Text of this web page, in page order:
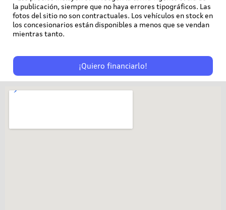
la publicación, siempre que no haya errores tipográficos. Las
fotos del sitio no son contractuales. Los vehículos en stock en
los concesionarios están disponibles a menos que se vendan
mientras tanto.
¡Quiero financiarlo!